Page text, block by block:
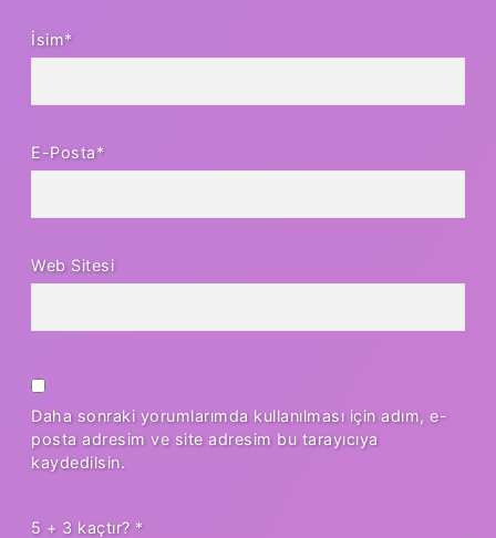
İsim*
E-Posta*
Web Sitesi
Daha sonraki yorumlarımda kullanılması için adım, e-
posta adresim ve site adresim bu tarayıcıya
kaydedilsin.
5 + 3 kaçtır? *